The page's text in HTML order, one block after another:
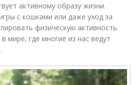
активному образу жизни.
с кошками или даже уход за
физическую активность.
мире, где многие из нас ведут